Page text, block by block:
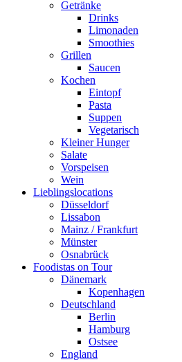
Getränke
Drinks
Limonaden
Smoothies
Grillen
Saucen
Kochen
Eintopf
Pasta
Suppen
Vegetarisch
Kleiner Hunger
Salate
Vorspeisen
Wein
Lieblingslocations
Düsseldorf
Lissabon
Mainz / Frankfurt
Münster
Osnabrück
Foodistas on Tour
Dänemark
Kopenhagen
Deutschland
Berlin
Hamburg
Ostsee
England